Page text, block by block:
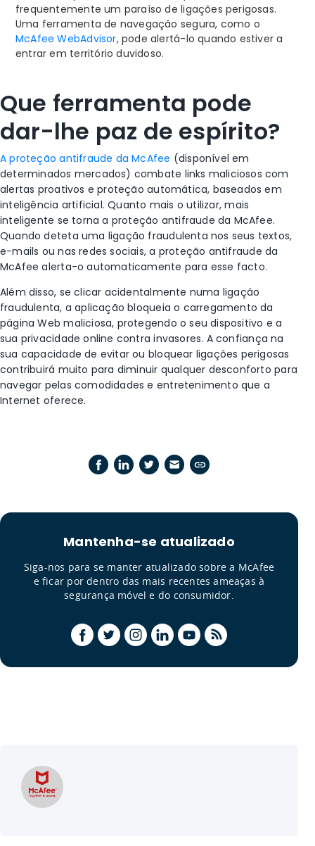
frequentemente um paraíso de ligações perigosas.
Uma ferramenta de navegação segura, como o
McAfee WebAdvisor,pode alertá-lo quando estiver a
entrar em território duvidoso.
Que ferramenta pode
dar-lhe paz de espírito?
A proteção antifraude da McAfee (disponível em
determinados mercados) combate links maliciosos com
alertas proativos e proteção automática, baseados em
inteligência artificial. Quanto mais o utilizar, mais
inteligente se torna a proteção antifraude da McAfee.
Quando deteta uma ligação fraudulenta nos seus textos,
e-mails ou nas redes sociais, a proteção antifraude da
McAfee alerta-o automaticamente para esse facto.
Além disso, se clicar acidentalmente numa ligação
fraudulenta, a aplicação bloqueia o carregamento da
página Web maliciosa, protegendo o seu dispositivo e a
sua privacidade online contra invasores. A confiança na
sua capacidade de evitar ou bloquear ligações perigosas
contribuirá muito para diminuir qualquer desconforto para
navegar pelas comodidades e entretenimento que a
Internet oferece.
Mantenha-se atualizado
Siga-nos para se manter atualizado sobre a McAfee
e ficar por dentro das mais recentes ameaças à
segurança móvel e do consumidor.